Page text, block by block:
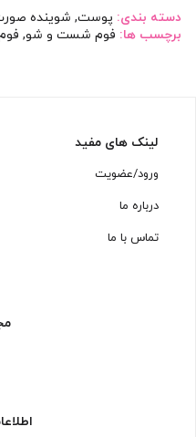
دسته بندی: پوست, شوینده
برچسب ها: فوم شست و شو,
لینک های مفید
ورود/عضویت
درباره ما
تماس با ما